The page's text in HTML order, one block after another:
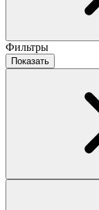
Фильтры
Показать